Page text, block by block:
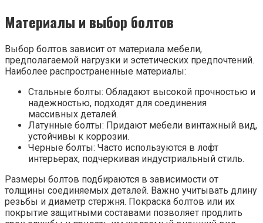
Материалы и выбор болтов
Выбор болтов зависит от материала мебели,
предполагаемой нагрузки и эстетических предпочтений.
Наиболее распространенные материалы:
Стальные болты: Обладают высокой прочностью и
надежностью, подходят для соединения
массивных деталей.
Латунные болты: Придают мебели винтажный вид,
устойчивы к коррозии.
Черные болты: Часто используются в лофт
интерьерах, подчеркивая индустриальный стиль.
Размеры болтов подбираются в зависимости от
толщины соединяемых деталей. Важно учитывать длину
резьбы и диаметр стержня. Покраска болтов или их
покрытие защитными составами позволяет продлить